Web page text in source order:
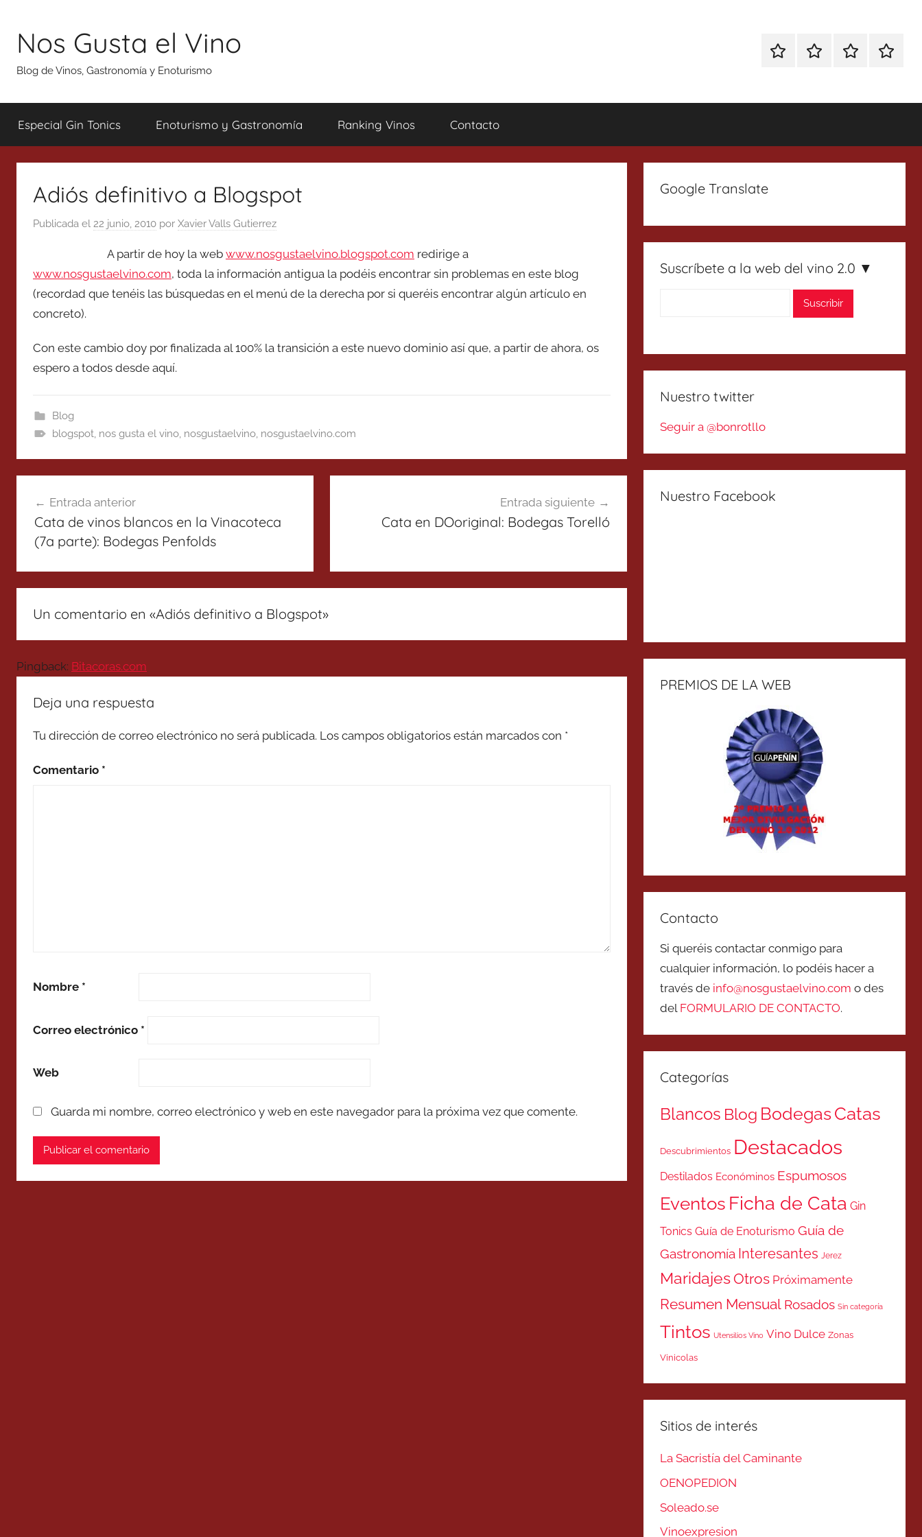
contenido
Nos Gusta el Vino
Blog de Vinos, Gastronomía y Enoturismo
EspecialEnoturismoRanking
Especial Gin Tonics Enoturismo y Gastronomía Ranking Vinos Contacto
Adiós definitivo a Blogspot
Publicada el 22 junio, 2010 por Xavier Valls Gutierrez
A partir de hoy la web www.nosgustaelvino.blogspot.com redirige a
www.nosgustaelvino.com, toda la información antigua la podéis encontrar sin problemas en este blog
(recordad que tenéis las búsquedas en el menú de la derecha por si queréis encontrar algún artículo en
concreto).
Con este cambio doy por finalizada al 100% la transición a este nuevo dominio así que, a partir de ahora, os
espero a todos desde aquí.
Blog
blogspot, nos gusta el vino, nosgustaelvino, nosgustaelvino.com
de
entradas
Entrada anterior
Cata de vinos blancos en la Vinacoteca
(7a parte): Bodegas Penfolds
Entrada siguiente
Cata en DOoriginal: Bodegas Torelló
Un comentario en «Adiós definitivo a Blogspot»
Pingback: Bitacoras.com
Deja una respuesta
Tu dirección de correo electrónico no será publicada. Los campos obligatorios están marcados con *
Comentario *
Nombre *
Correo electrónico *
Web
Guarda mi nombre, correo electrónico y web en este navegador para la próxima vez que comente.
Google Translate
Suscríbete a la web del vino 2.0 ▼
Nuestro twitter
Seguir a @bonrotllo
Nuestro Facebook
PREMIOS DE LA WEB
Contacto
Si queréis contactar conmigo para
cualquier información, lo podéis hacer a
través de info@nosgustaelvino.com o des
del FORMULARIO DE CONTACTO.
Categorías
Blancos Blog BodegasCatas
Descubrimientos Destacados
Destilados Económinos Espumosos
Eventos Ficha de Cata Gin
Tonics Guía de Enoturismo Guía de
Gastronomía Interesantes Jerez
MaridajesOtros Próximamente
Resumen Mensual Rosados Sin categoría
Tintos Utensilios Vino Vino Dulce Zonas
Vinicolas
Sitios de interés
La Sacristía del Caminante
OENOPEDION
Soleado.se
Vinoexpresion